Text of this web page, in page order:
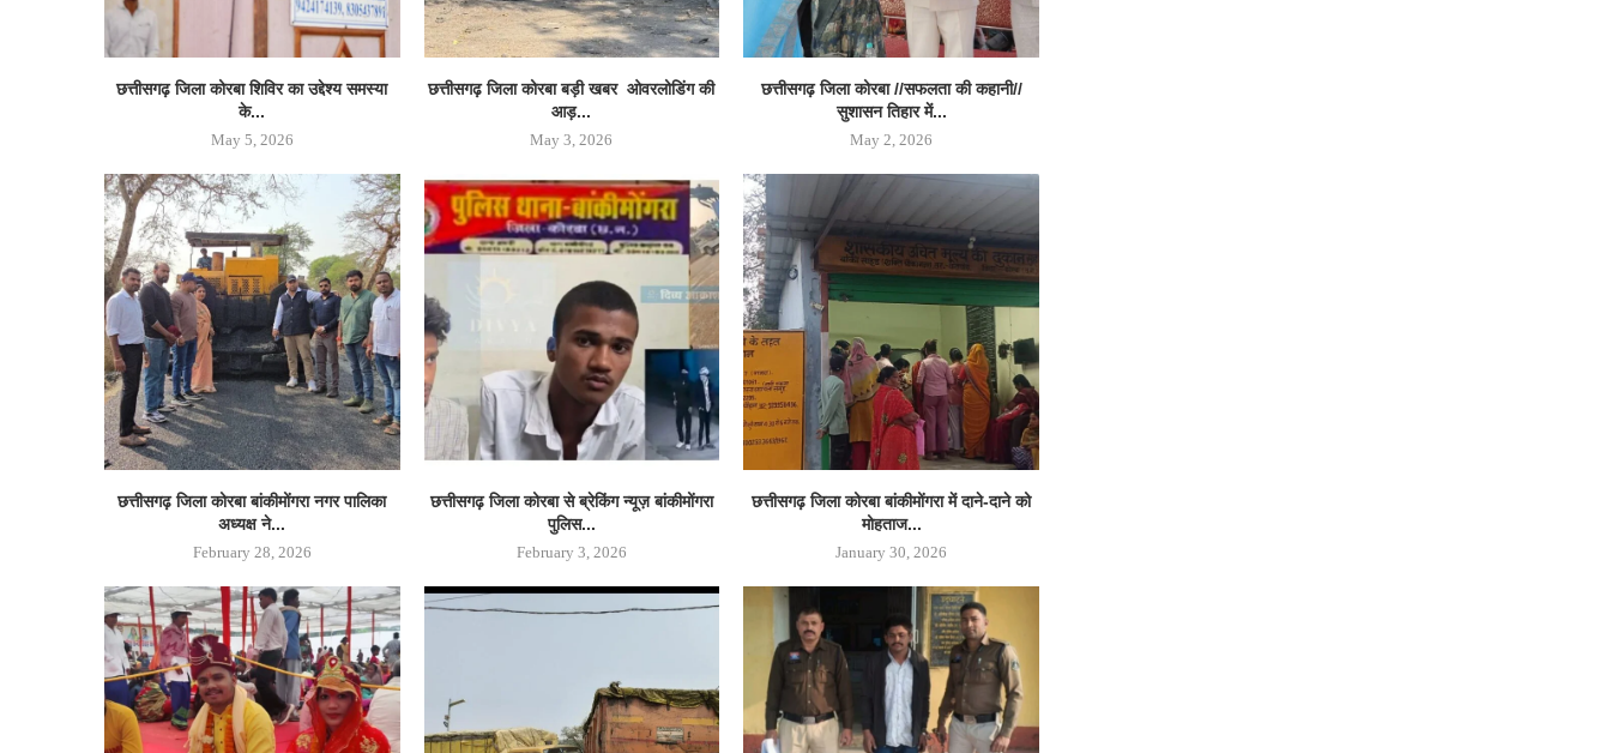
छत्तीसगढ़ जिला कोरबा शिविर का उद्देश्य समस्या
के...
May 5, 2026
छत्तीसगढ़ जिला कोरबा बड़ी खबर ओवरलोडिंग की
आड़...
May 3, 2026
छत्तीसगढ़ जिला कोरबा //सफलता की कहानी//
सुशासन तिहार में...
May 2, 2026
छत्तीसगढ़ जिला कोरबा बांकीमोंगरा नगर पालिका
अध्यक्ष ने...
February 28, 2026
छत्तीसगढ़ जिला कोरबा से ब्रेकिंग न्यूज़ बांकीमोंगरा
पुलिस...
February 3, 2026
छत्तीसगढ़ जिला कोरबा बांकीमोंगरा में दाने-दाने को
मोहताज...
January 30, 2026